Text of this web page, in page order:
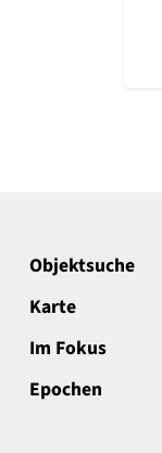
Objektsuche
Karte
Im Fokus
Epochen